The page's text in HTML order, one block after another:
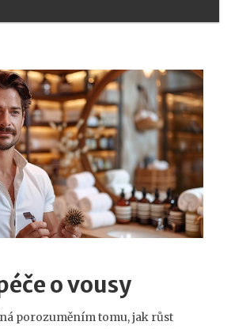
o vousy
porozuměním tomu, jak růst